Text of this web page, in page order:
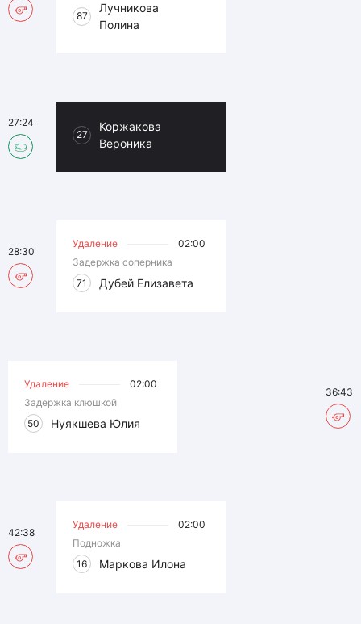
87
Лучникова
Полина
27
Коржакова
Вероника
27:24
Удаление
02:00
Задержка соперника
71
Дубей Елизавета
28:30
Удаление
02:00
Задержка клюшкой
50
Нуякшева Юлия
36:43
Удаление
02:00
Подножка
16
Маркова Илона
42:38